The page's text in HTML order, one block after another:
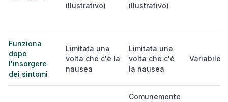
illustrativo)
illustrativo)
Funziona
dopo
l'insorgere
dei sintomi
Limitata una
volta che c'è la
nausea
Limitata una
volta che c'è
la nausea
Variabile
Comunemente